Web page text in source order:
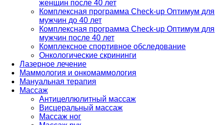
женщин после 40 лет
Комплексная программа Check-up Оптимум для
мужчин до 40 лет
Комплексная программа Check-up Оптимум для
мужчин после 40 лет
Комплексное спортивное обследование
Онкологические скрининги
Лазерное лечение
Маммология и онкомаммология
Мануальная терапия
Массаж
Антицеллюлитный массаж
Висцеральный массаж
Массаж ног